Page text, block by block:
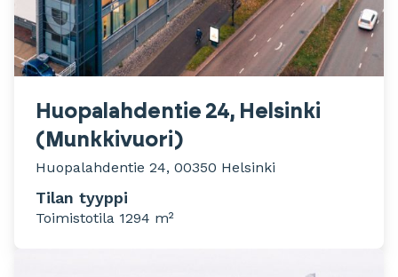
Huopalahdentie 24, Helsinki
(Munkkivuori)
Huopalahdentie 24, 00350 Helsinki
Tilan tyyppi
Toimistotila 1294 m²